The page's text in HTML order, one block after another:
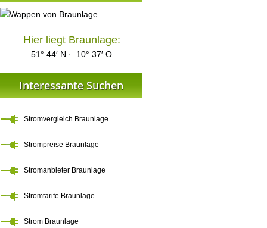
Hier liegt Braunlage:
51° 44′ N · 10° 37′ O
Interessante Suchen
Stromvergleich Braunlage
Strompreise Braunlage
Stromanbieter Braunlage
Stromtarife Braunlage
Strom Braunlage